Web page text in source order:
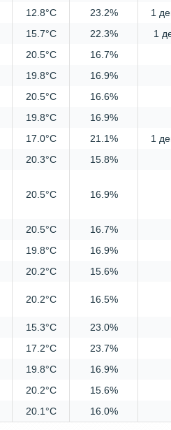
12.8°C 23.2%
1
15.7°C 22.3%
1
20.5°C
16.7%
19.8°C
16.9%
20.5°C
16.6%
19.8°C
16.9%
17.0°C 21.1%
1
20.3°C
15.8%
20.5°C 16.9%
20.5°C
16.7%
19.8°C
16.9%
20.2°C
15.6%
20.2°C 16.5%
15.3°C
23.0%
17.2°C
23.7%
19.8°C
16.9%
20.2°C
15.6%
20.1°C 16.0%